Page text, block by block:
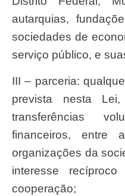
autarquias,
sociedades de
serviço público, e
III – parceria: qualquer modalidade de parceria
prevista nesta
transferências
financeiros, entre
organizações da
interesse
cooperação;